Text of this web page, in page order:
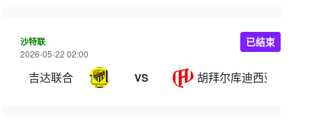
沙特联
2026-05-22 02:00
吉达联合 VS 胡拜尔库迪西亚
已结束